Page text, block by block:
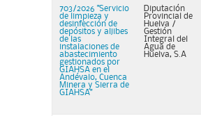
703/2026 "Servicio
de limpieza y
desinfección de
depósitos y aljibes
de las
instalaciones de
abastecimiento
gestionados por
GIAHSA en el
Andévalo, Cuenca
Minera y Sierra de
GIAHSA"
Diputación
Provincial de
Huelva /
Gestión
Integral del
Agua de
Huelva, S.A